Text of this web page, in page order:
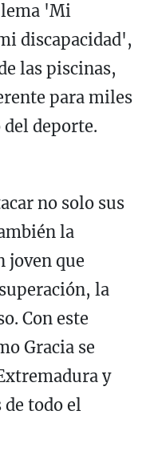
'Mi
discapacidad',
las piscinas,
para miles
del deporte.
no solo sus
la
joven que
la
Con este
Gracia se
y
todo el